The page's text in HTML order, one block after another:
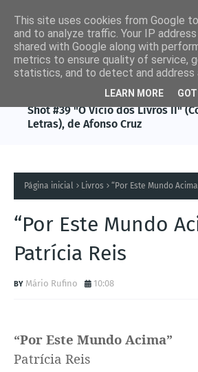
Shot #39 "O Vício dos Livros
Letras), de Afonso Cruz
Shot #38 "O Medo do Céu", de
Página inicial Livros “Por Este Mundo
“Por Este Mundo
Patrícia Reis
Mário Rufino 10:08
“Por Este Mundo Acima”
Patrícia Reis
This site uses cookies from Google
and to analyze traffic. Your IP
shared with Google along with
metrics to ensure quality of service,
statistics, and to detect and address
LEARN MORE